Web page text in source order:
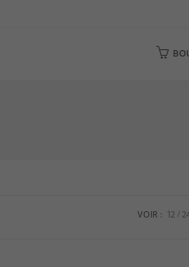
VOIR : 12